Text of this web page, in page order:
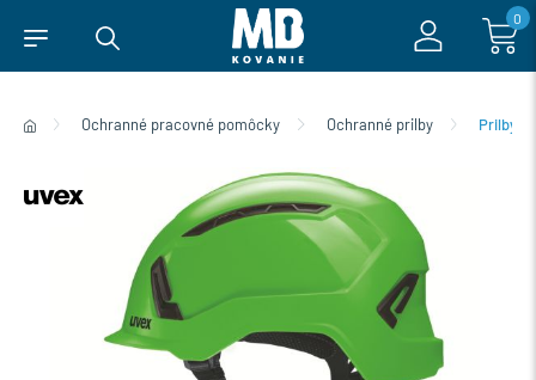
0
Ochranné pracovné pomôcky Ochranné prilby Prilby